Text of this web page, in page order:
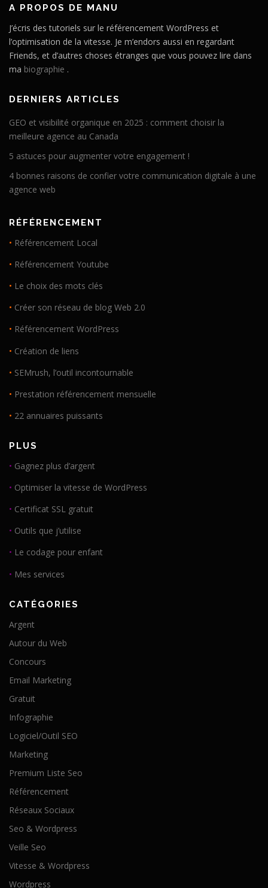
A PROPOS DE MANU
J’écris des tutoriels sur le référencement WordPress et
l’optimisation de la vitesse. Je m’endors aussi en regardant
Friends, et d’autres choses étranges que vous pouvez lire dans
ma biographie .
DERNIERS ARTICLES
GEO et visibilité organique en 2025 : comment choisir la
meilleure agence au Canada
5 astuces pour augmenter votre engagement !
4 bonnes raisons de confier votre communication digitale à une
agence web
RÉFÉRENCEMENT
• Référencement Local
• Référencement Youtube
• Le choix des mots clés
• Créer son réseau de blog Web 2.0
• Référencement WordPress
• Création de liens
• SEMrush, l’outil incontournable
• Prestation référencement mensuelle
• 22 annuaires puissants
PLUS
• Gagnez plus d’argent
• Optimiser la vitesse de WordPress
• Certificat SSL gratuit
• Outils que j’utilise
• Le codage pour enfant
• Mes services
CATÉGORIES
Argent
Autour du Web
Concours
Email Marketing
Gratuit
Infographie
Logiciel/Outil SEO
Marketing
Premium Liste Seo
Référencement
Réseaux Sociaux
Seo & Wordpress
Veille Seo
Vitesse & Wordpress
Wordpress